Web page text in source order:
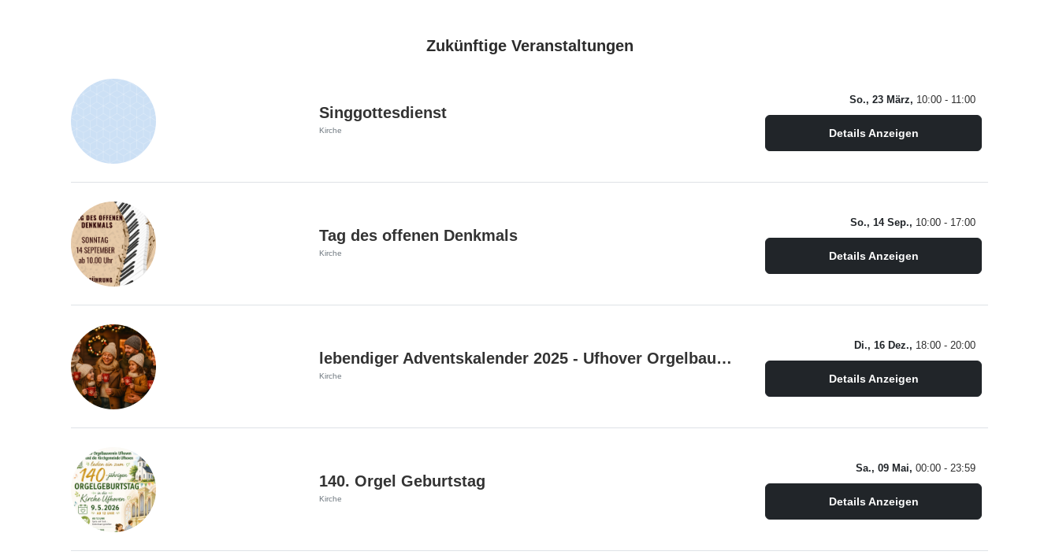
Zukünftige Veranstaltungen
Singgottesdienst
Kirche
So., 23 März, 10:00 - 11:00
Details Anzeigen
Tag des offenen Denkmals
Kirche
So., 14 Sep., 10:00 - 17:00
Details Anzeigen
lebendiger Adventskalender 2025 - Ufhover Orgelbauverein
Kirche
Di., 16 Dez., 18:00 - 20:00
Details Anzeigen
140. Orgel Geburtstag
Kirche
Sa., 09 Mai, 00:00 - 23:59
Details Anzeigen